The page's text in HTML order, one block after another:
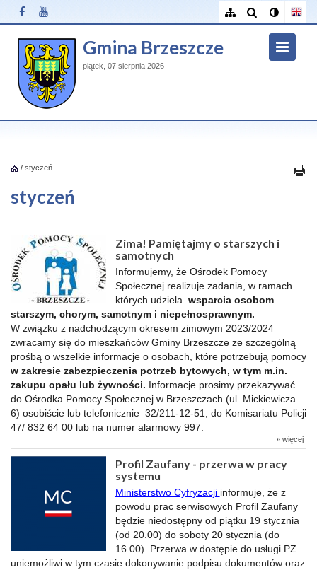
Gmina Brzeszcze
piątek, 07 sierpnia 2026
/ styczeń
styczeń
Zima! Pamiętajmy o starszych i
samotnych
Informujemy, że Ośrodek Pomocy
Społecznej realizuje zadania, w ramach
których udziela wsparcia osobom
starszym, chorym, samotnym i niepełnosprawnym.
W związku z nadchodzącym okresem zimowym 2023/2024
zwracamy się do mieszkańców Gminy Brzeszcze ze szczególną
prośbą o wszelkie informacje o osobach, które potrzebują pomocy
w zakresie zabezpieczenia potrzeb bytowych, w tym m.in.
zakupu opału lub żywności. Informacje prosimy przekazywać
do Ośrodka Pomocy Społecznej w Brzeszczach (ul. Mickiewicza
6) osobiście lub telefonicznie 32/211-12-51, do Komisariatu Policji
47/ 832 64 00 lub na numer alarmowy 997.
» więcej
Profil Zaufany - przerwa w pracy
systemu
Ministerstwo Cyfryzacji informuje, że z
powodu prac serwisowych Profil Zaufany
będzie niedostępny od piątku 19 stycznia
(od 20.00) do soboty 20 stycznia (do
16.00). Przerwa w dostępie do usługi PZ
uniemożliwi w tym czasie dokonywanie podpisu dokumentów oraz